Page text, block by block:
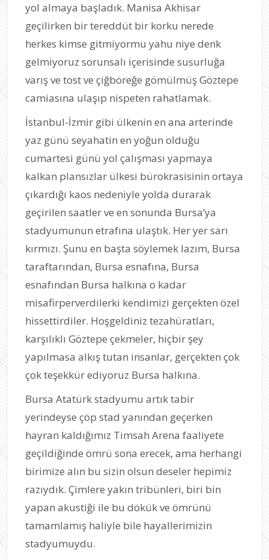
yol almaya başladık. Manisa Akhisar
geçilirken bir tereddüt bir korku nerede
herkes kimse gitmiyormu yahu niye denk
gelmiyoruz sorunsalı içerisinde susurluğa
varış ve tost ve çiğböreğe gömülmüş Göztepe
camiasına ulaşıp nispeten rahatlamak.
İstanbul-İzmir gibi ülkenin en ana arterinde
yaz günü seyahatin en yoğun olduğu
cumartesi günü yol çalışması yapmaya
kalkan plansızlar ülkesi bürokrasisinin ortaya
çıkardığı kaos nedeniyle yolda durarak
geçirilen saatler ve en sonunda Bursa’ya
stadyumunun etrafına ulaştık. Her yer sarı
kırmızı. Şunu en başta söylemek lazım, Bursa
taraftarından, Bursa esnafına, Bursa
esnafından Bursa halkına o kadar
misafirperverdilerki kendimizi gerçekten özel
hissettirdiler. Hoşgeldiniz tezahüratları,
karşılıklı Göztepe çekmeler, hiçbir şey
yapılmasa alkış tutan insanlar, gerçekten çok
çok teşekkür ediyoruz Bursa halkına.
Bursa Atatürk stadyumu artık tabir
yerindeyse çöp stad yanından geçerken
hayran kaldığımız Timsah Arena faaliyete
geçildiğinde ömrü sona erecek, ama herhangi
birimize alın bu sizin olsun deseler hepimiz
razıydık. Çimlere yakın tribünleri, biri bin
yapan akustiği ile bu dökük ve ömrünü
tamamlamış haliyle bile hayallerimizin
stadyumuydu.